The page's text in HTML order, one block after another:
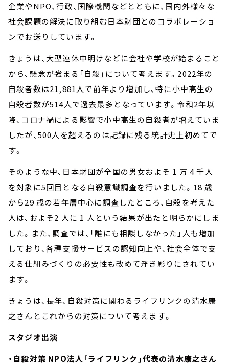
企業やNPO、行政、国際機関などとともに、国内外様々な
社会課題の解決に取り組む日本財団とのコラボレーショ
ンでお送りしています。
きょうは、大型連休中明けなどに会社や学校が始まること
から、懸念が強まる「自殺」について考えます。2022年の
自殺者数は21,881人で前年より増加し、特に小中高生の
自殺者数が514人で過去最多となっています。令和2年以
降、コロナ禍による影響で小中高生の自殺者が増えていま
したが、500人を超えるのは記録に残る統計史上初めてで
す。
そのような中、日本財団が全国の男女およそ 1 万 4 千人
を対象に5回目となる自殺意識調査を行いました。18 歳
から29 歳の若年層中心に調査したところ、自殺を考えた
人は、およそ2 人に 1 人という結果が出たと明らかにしま
した。また、調査では、「誰にも相談しなかった」人も増加
しており、各種支援サービスの認知向上や、社会全体で支
える仕組みづくりの必要性も改めて浮き彫りにされてい
ます。
きょうは、長年、自殺対策に関わるライフリンクの清水康
之さんとこれからの対策について考えます。
スタジオ出演
・自殺対策 NPO法人「ライフリンク」代表の清水康之さん